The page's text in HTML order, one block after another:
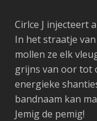
Cirlce J injecteert
In het straatje
mollen ze elk
grijns van oor tot
energieke
bandnaam kan
Jemig de pemig!